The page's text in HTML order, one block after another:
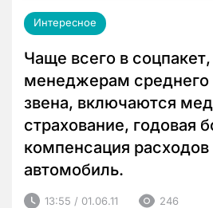
Интересное
Чаще всего в
менеджерам среднего
звена, включаются
страхование, годовая
компенсация расходов
автомобиль.
13:55 / 01.06.11 246